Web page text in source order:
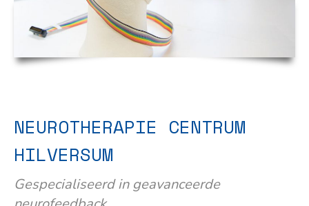
NEUROTHERAPIE CENTRUM
HILVERSUM
Gespecialiseerd in geavanceerde